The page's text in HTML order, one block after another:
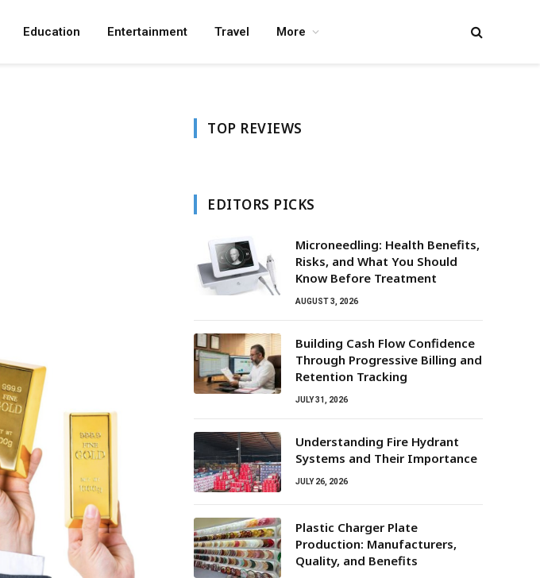
Education Entertainment Travel More
TOP REVIEWS
EDITORS PICKS
Microneedling: Health Benefits,
Risks, and What You Should
Know Before Treatment
AUGUST 3, 2026
Building Cash Flow Confidence
Through Progressive Billing and
Retention Tracking
JULY 31, 2026
Understanding Fire Hydrant
Systems and Their Importance
JULY 26, 2026
Plastic Charger Plate
Production: Manufacturers,
Quality, and Benefits